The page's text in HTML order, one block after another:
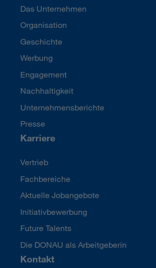
Das Unternehmen
Organisation
Geschichte
Werbung
Engagement
Nachhaltigkeit
Unternehmensberichte
Presse
Karriere
Vertrieb
Fachbereiche
Aktuelle Jobangebote
Initiativbewerbung
Future Talents
Die DONAU als Arbeitgeberin
Kontakt